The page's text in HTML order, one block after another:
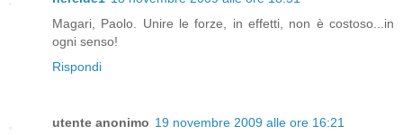
Magari, Paolo. Unire le forze, in effetti, non è costoso...in
ogni senso!
Rispondi
utente anonimo 19 novembre 2009 alle ore 16:21